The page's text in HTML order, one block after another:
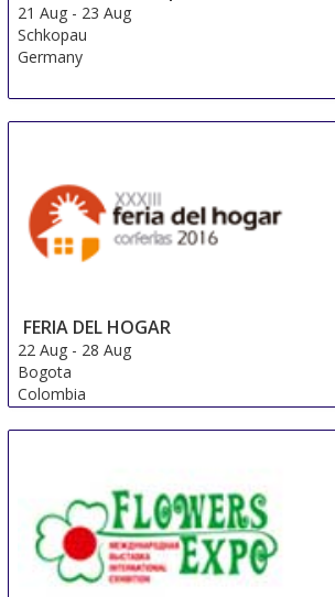
21 Aug - 23 Aug
Schkopau
Germany
FERIA DEL HOGAR
22 Aug - 28 Aug
Bogota
Colombia